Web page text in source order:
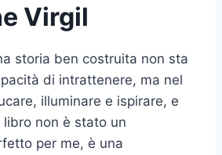
Virgil
storia ben costruita non sta
di intrattenere, ma nel
illuminare e ispirare, e
non è stato un
per me, è una